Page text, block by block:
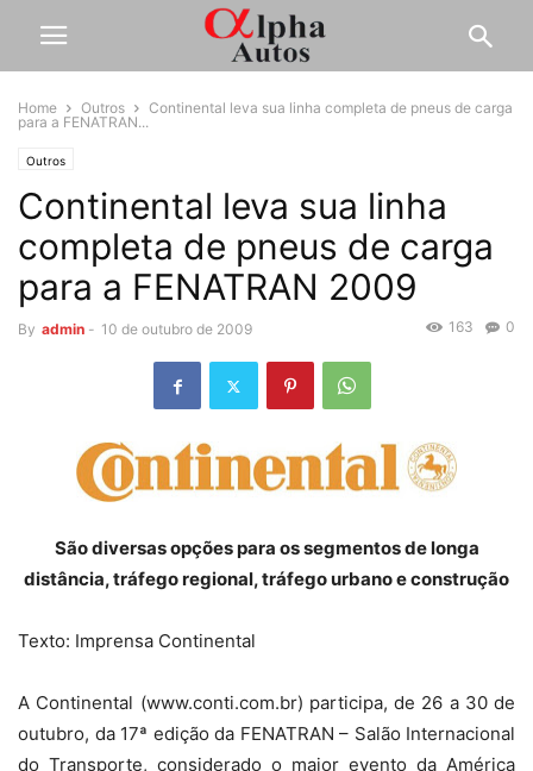
Home Outros
Continental leva sua linha completa de pneus de carga
para a FENATRAN...
Outros
Continental leva sua linha
completa de pneus de carga
para a FENATRAN 2009
By admin - 10 de outubro de 2009 0
163
São diversas opções para os segmentos de longa
distância, tráfego regional, tráfego urbano e construção
Texto: Imprensa Continental
A Continental (www.conti.com.br) participa, de 26 a 30 de
outubro, da 17ª edição da FENATRAN – Salão Internacional
do Transporte, considerado o maior evento da América